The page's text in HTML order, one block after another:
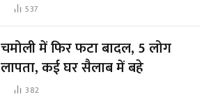
537
चमोली में फिर फटा बादल, 5 लोग
लापता, कई घर सैलाब में बहे
382